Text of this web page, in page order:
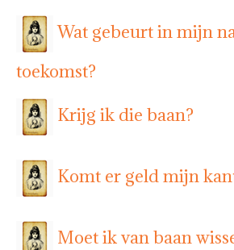
Wat gebeurt in mijn
toekomst?
Krijg ik die baan?
Komt er geld mijn
Moet ik van baan